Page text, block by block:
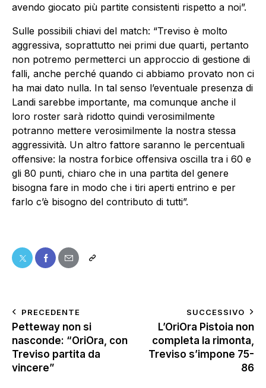
avendo giocato più partite consistenti rispetto a noi”.
Sulle possibili chiavi del match: “Treviso è molto
aggressiva, soprattutto nei primi due quarti, pertanto
non potremo permetterci un approccio di gestione di
falli, anche perché quando ci abbiamo provato non ci
ha mai dato nulla. In tal senso l’eventuale presenza di
Landi sarebbe importante, ma comunque anche il
loro roster sarà ridotto quindi verosimilmente
potranno mettere verosimilmente la nostra stessa
aggressività. Un altro fattore saranno le percentuali
offensive: la nostra forbice offensiva oscilla tra i 60 e
gli 80 punti, chiaro che in una partita del genere
bisogna fare in modo che i tiri aperti entrino e per
farlo c’è bisogno del contributo di tutti”.
PRECEDENTE
Petteway non si
nasconde: “OriOra, con
Treviso partita da
vincere”
SUCCESSIVO
L’OriOra Pistoia non
completa la rimonta,
Treviso s’impone 75-
86